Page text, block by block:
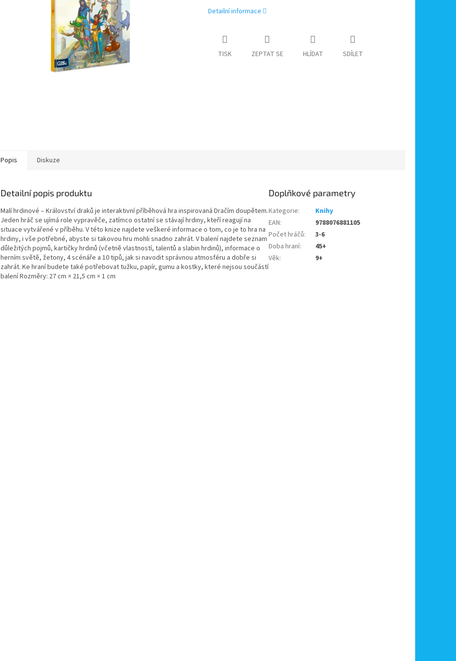
Detailní informace
TISK ZEPTAT SE HLÍDAT SDÍLET
Popis Diskuze
Detailní popis produktu
Malí hrdinové – Království draků je interaktivní příběhová hra inspirovaná Dračím doupětem.
Jeden hráč se ujímá role vypravěče, zatímco ostatní se stávají hrdiny, kteří reagují na
situace vytvářené v příběhu. V této knize najdete veškeré informace o tom, co je to hra na
hrdiny, i vše potřebné, abyste si takovou hru mohli snadno zahrát. V balení najdete seznam
důležitých pojmů, kartičky hrdinů (včetně vlastností, talentů a slabin hrdinů), informace o
herním světě, žetony, 4 scénáře a 10 tipů, jak si navodit správnou atmosféru a dobře si
zahrát. Ke hraní budete také potřebovat tužku, papír, gumu a kostky, které nejsou součástí
balení Rozměry: 27 cm × 21,5 cm × 1 cm
Doplňkové parametry
Kategorie:
Knihy
EAN:
9788076881105
Počet hráčů:
3-6
Doba hraní:
45+
Věk: 9+